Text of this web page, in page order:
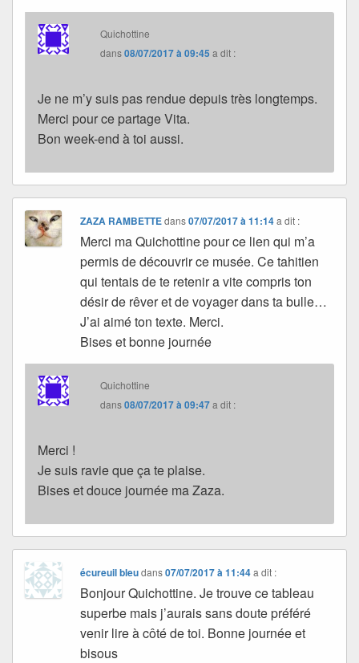
Quichottine
dans08/07/2017 à 09:45 a dit :
Je ne m’y suis pas rendue depuis très longtemps.
Merci pour ce partage Vita.
Bon week-end à toi aussi.
ZAZA RAMBETTEdans07/07/2017 à 11:14 a dit :
Merci ma Quichottine pour ce lien qui m’a
permis de découvrir ce musée. Ce tahitien
qui tentais de te retenir a vite compris ton
désir de rêver et de voyager dans ta bulle…
J’ai aimé ton texte. Merci.
Bises et bonne journée
Quichottine
dans08/07/2017 à 09:47a dit :
Merci !
Je suis ravie que ça te plaise.
Bises et douce journée ma Zaza.
écureuil bleudans07/07/2017 à 11:44 a dit :
Bonjour Quichottine. Je trouve ce tableau
superbe mais j’aurais sans doute préféré
venir lire à côté de toi. Bonne journée et
bisous